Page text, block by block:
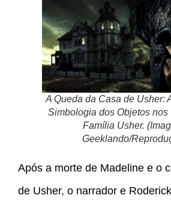
A Queda da Casa de Usher:
Simbologia dos Objetos nos
Família Usher.
Geeklando/
Após a morte de Madeline e o
de Usher, o narrador e